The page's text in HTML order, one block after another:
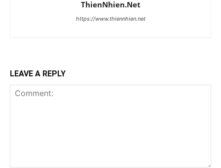
ThienNhien.Net
https://www.thiennhien.net
LEAVE A REPLY